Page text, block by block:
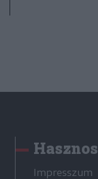
Hasznos
Impresszum